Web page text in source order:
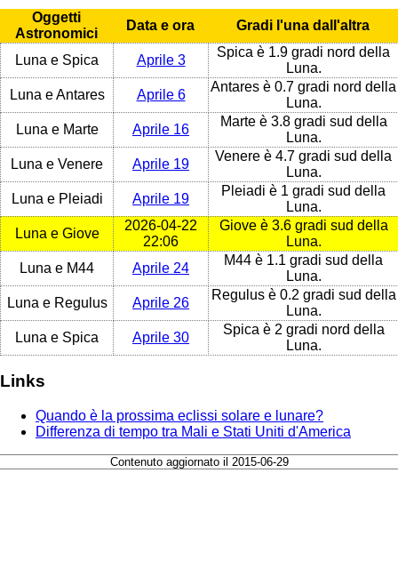
Oggetti
Astronomici
Data e ora Gradi l'una dall'altra
Luna e Spica Aprile 3
Spica è 1.9 gradi nord della
Luna.
Luna e Antares
Aprile 6
Antares è 0.7 gradi nord della
Luna.
Luna e Marte
Aprile 16
Marte è 3.8 gradi sud della
Luna.
Luna e Venere
Aprile 19
Venere è 4.7 gradi sud della
Luna.
Luna e Pleiadi
Aprile 19
Pleiadi è 1 gradi sud della
Luna.
Luna e Giove
2026-04-22
22:06
Giove è 3.6 gradi sud della
Luna.
Luna e M44
Aprile 24
M44 è 1.1 gradi sud della
Luna.
Luna e Regulus
Aprile 26
Regulus è 0.2 gradi sud della
Luna.
Luna e Spica
Aprile 30
Spica è 2 gradi nord della
Luna.
Links
Quando è la prossima eclissi solare e lunare?
Differenza di tempo tra Mali e Stati Uniti d'America
Contenuto aggiornato il 2015-06-29